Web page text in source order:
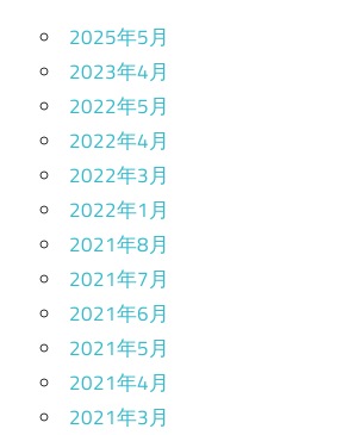
2025年5月
2023年4月
2022年5月
2022年4月
2022年3月
2022年1月
2021年8月
2021年7月
2021年6月
2021年5月
2021年4月
2021年3月